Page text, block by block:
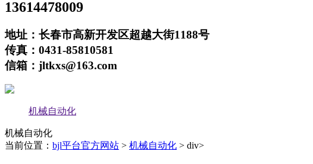
13614478009
地址：长春市高新开发区超越大街1188号
传真：0431-85810581
信箱：jltkxs@163.com
机械自动化
机械自动化
当前位置： bjl平台官方网站 > 机械自动化 > div>